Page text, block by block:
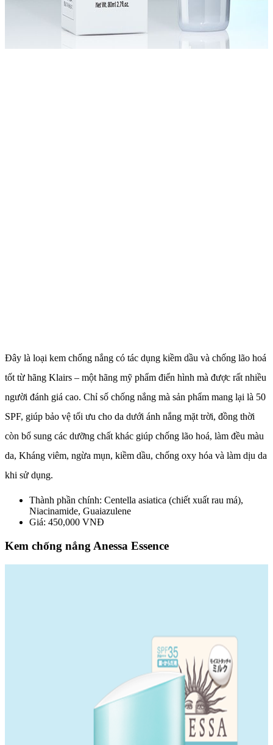
Đây là loại kem chống nắng có tác dụng kiềm dầu và chống lão hoá
tốt từ hãng Klairs – một hãng mỹ phẩm điển hình mà được rất nhiều
người đánh giá cao. Chỉ số chống nắng mà sản phẩm mang lại là 50
SPF, giúp bảo vệ tối ưu cho da dưới ánh nắng mặt trời, đồng thời
còn bổ sung các dưỡng chất khác giúp chống lão hoá, làm đều màu
da, Kháng viêm, ngừa mụn, kiềm dầu, chống oxy hóa và làm dịu da
khi sử dụng.
Thành phần chính: Centella asiatica (chiết xuất rau má),
Niacinamide, Guaiazulene
Giá: 450,000 VNĐ
Kem chống nắng Anessa Essence